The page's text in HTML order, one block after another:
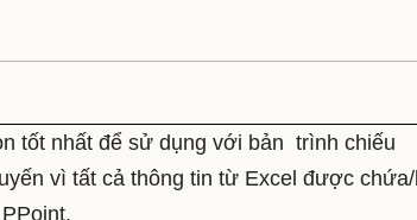
tốt nhất để sử dụng với bản trình chiếu
vì tất cả thông tin từ Excel được